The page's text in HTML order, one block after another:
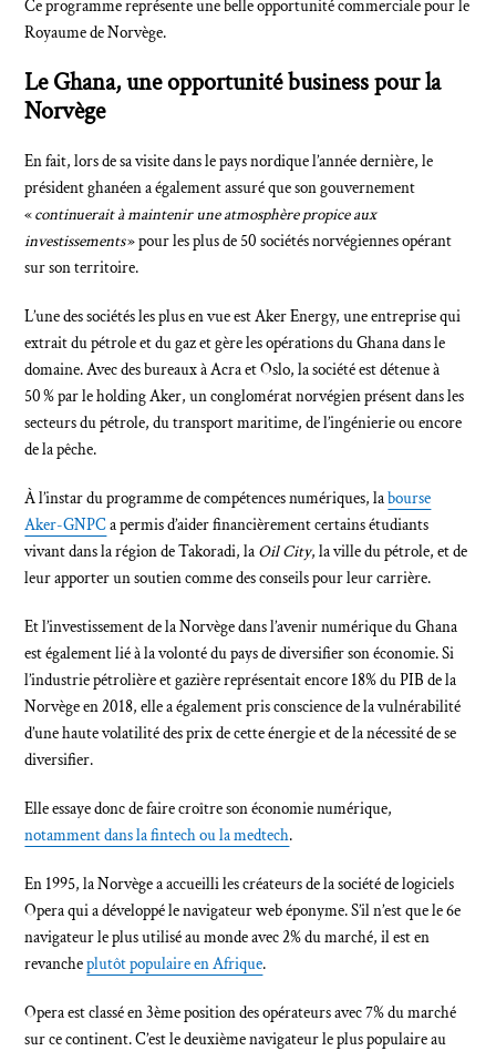
Ce programme représente une belle opportunité commerciale pour le
Royaume de Norvège.
Le Ghana, une opportunité business pour la
Norvège
En fait, lors de sa visite dans le pays nordique l’année dernière, le
président ghanéen a également assuré que son gouvernement
«continuerait à maintenir une atmosphère propice aux
investissements» pour les plus de 50 sociétés norvégiennes opérant
sur son territoire.
L’une des sociétés les plus en vue est Aker Energy, une entreprise qui
extrait du pétrole et du gaz et gère les opérations du Ghana dans le
domaine. Avec des bureaux à Acra et Oslo, la société est détenue à
50 % par le holding Aker, un conglomérat norvégien présent dans les
secteurs du pétrole, du transport maritime, de l’ingénierie ou encore
de la pêche.
À l’instar du programme de compétences numériques, labourse
Aker-GNPCa permis d’aider financièrement certains étudiants
vivant dans la région de Takoradi, la Oil City, la ville du pétrole, et de
leur apporter un soutien comme des conseils pour leur carrière.
Et l’investissement de la Norvège dans l’avenir numérique du Ghana
est également lié à la volonté du pays de diversifier son économie. Si
l’industrie pétrolière et gazière représentait encore 18% du PIB de la
Norvège en 2018, elle a également pris conscience de la vulnérabilité
d’une haute volatilité des prix de cette énergie et de la nécessité de se
diversifier.
Elle essaye donc de faire croître son économie numérique,
notamment dans la fintech ou la medtech.
En 1995, la Norvège a accueilli les créateurs de la société de logiciels
Opera qui a développé le navigateur web éponyme. S’il n’est que le 6e
navigateur le plus utilisé au monde avec 2% du marché, il est en
revancheplutôt populaire en Afrique.
Opera est classé en 3ème position des opérateurs avec 7% du marché
sur ce continent. C’est le deuxième navigateur le plus populaire au